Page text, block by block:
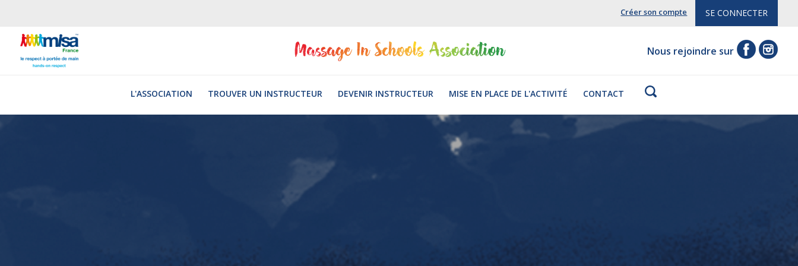
navigation
Créer son compte SE CONNECTER
Nous rejoindre sur
L'ASSOCIATION TROUVER UN INSTRUCTEUR DEVENIR INSTRUCTEUR MISE EN PLACE DE L'ACTIVITÉ CONTACT